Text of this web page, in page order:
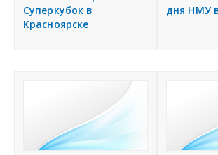
Суперкубок в
Красноярске
дня НМУ